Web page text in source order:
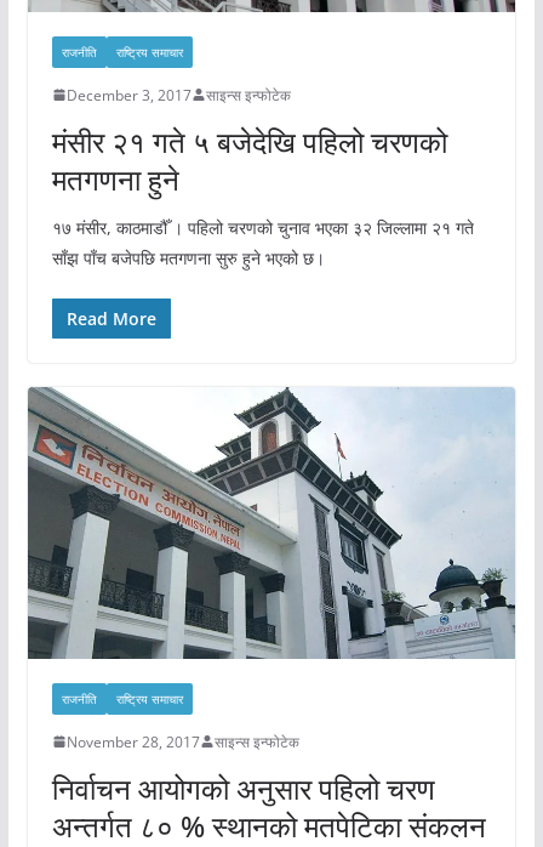
राजनीति राष्ट्रिय समाचार
December 3, 2017 साइन्स इन्फोटेक
मंसीर २१ गते ५ बजेदेखि पहिलो चरणको
मतगणना हुने
१७ मंसीर, काठमाडौँ । पहिलो चरणको चुनाव भएका ३२ जिल्लामा २१ गते
साँझ पाँच बजेपछि मतगणना सुरु हुने भएको छ।
Read More
राजनीति राष्ट्रिय समाचार
November 28, 2017 साइन्स इन्फोटेक
निर्वाचन आयोगको अनुसार पहिलो चरण
अन्तर्गत ८० % स्थानको मतपेटिका संकलन